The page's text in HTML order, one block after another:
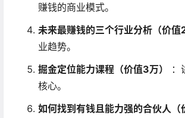
赚钱的商业模式。
未来最赚钱的三个行业分析（价值2
业趋势。
掘金定位能力课程（价值3万）
：
核心。
如何找到有钱且能力强的合伙人（